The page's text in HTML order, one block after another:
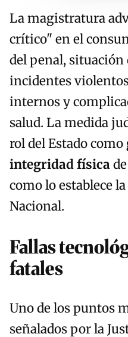
La magistratura
crítico" en el
del penal, situación
incidentes
internos y
salud. La medida
rol del Estado como
integridad física
como lo establece
Nacional.
Fallas
fatales
Uno de los puntos
señalados por la